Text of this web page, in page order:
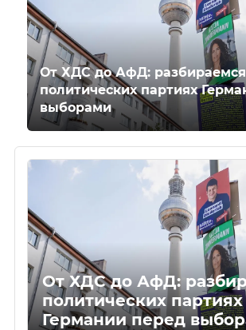
От ХДС до АфД:
политических партиях
выборами
От ХДС до АфД:
политических партиях
Германии перед